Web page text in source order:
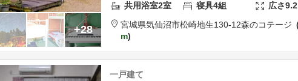
+28
共用浴室2室 寝具4組 広さ9.2
宮城県気仙沼市松崎地生130-12森のコテージ
m
一戸建て